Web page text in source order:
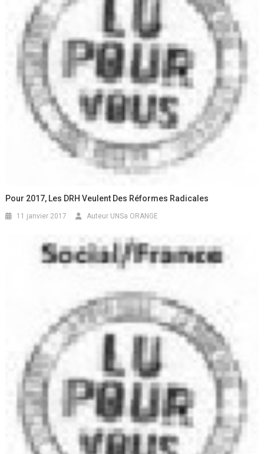
Pour 2017, Les DRH Veulent Des Réformes Radicales
11 janvier 2017 Auteur UNSa ORANGE